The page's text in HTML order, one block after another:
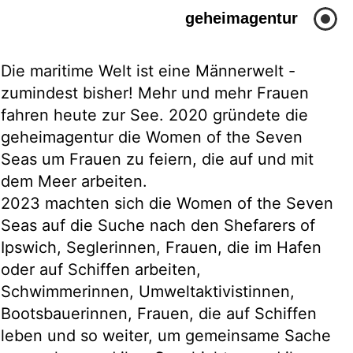
geheimagentur
Die maritime Welt ist eine Männerwelt -
zumindest bisher! Mehr und mehr Frauen
fahren heute zur See. 2020 gründete die
geheimagentur die Women of the Seven
Seas um Frauen zu feiern, die auf und mit
dem Meer arbeiten.
2023 machten sich die Women of the Seven
Seas auf die Suche nach den Shefarers of
Ipswich, Seglerinnen, Frauen, die im Hafen
oder auf Schiffen arbeiten,
Schwimmerinnen, Umweltaktivistinnen,
Bootsbauerinnen, Frauen, die auf Schiffen
leben und so weiter, um gemeinsame Sache